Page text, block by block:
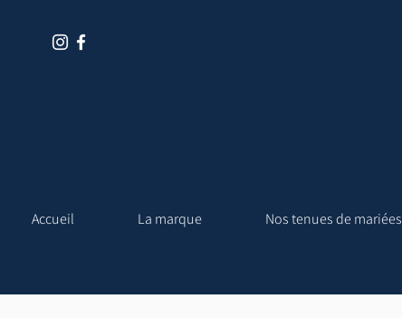
Accueil La marque Nos tenues de mariées